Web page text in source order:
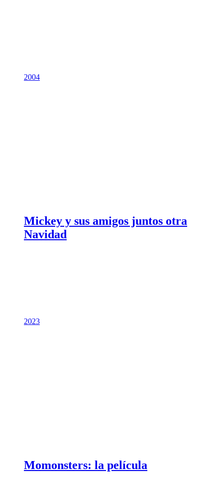
2004
Mickey y sus amigos juntos otra
Navidad
2023
Momonsters: la película